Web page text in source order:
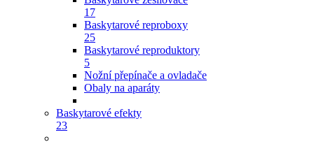
17
Baskytarové reproboxy
25
Baskytarové reproduktory
5
Nožní přepínače a ovladače
Obaly na aparáty
Baskytarové efekty
23